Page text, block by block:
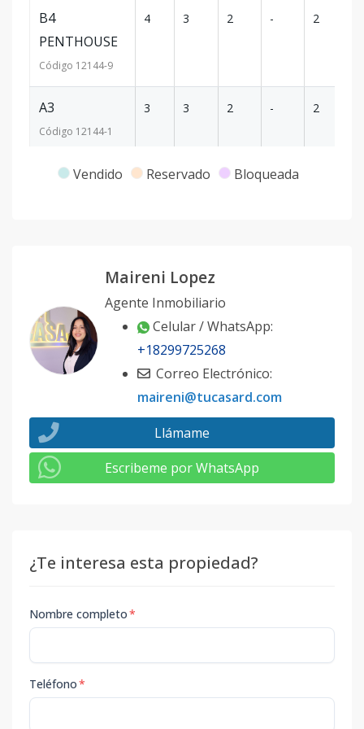
B4
PENTHOUSE
Código 12144-9
4 3 2 - 2
A3
Código 12144-1
3 3 2 - 2
Vendido Reservado Bloqueada
Maireni Lopez
Agente Inmobiliario
Celular / WhatsApp:
+18299725268
Correo Electrónico:
maireni@tucasard.com
Llámame
Escribeme por WhatsApp
¿Te interesa esta propiedad?
Nombre completo*
Teléfono*